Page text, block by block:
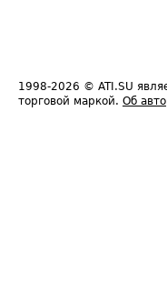
1998-2026 © ATI.SU
торговой маркой. Об